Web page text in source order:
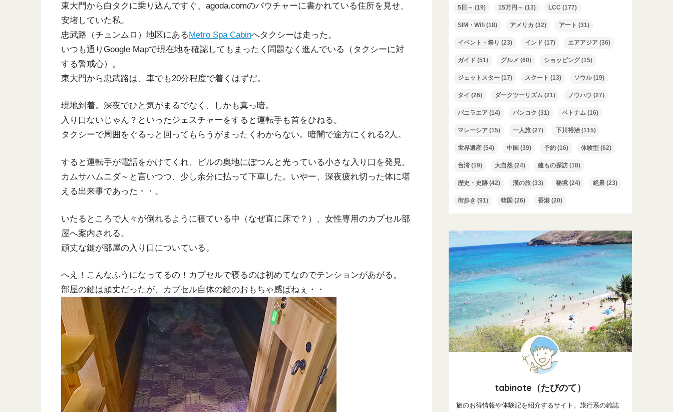
東大門から白タクに乗り込んですぐ、agoda.comのバウチャーに書かれている住所を見せ、
安堵していた私。
忠武路（チュンムロ）地区にあるMetro Spa Cabinへタクシーは走った。
いつも通りGoogle Mapで現在地を確認してもまったく問題なく進んでいる（タクシーに対
する警戒心）。
東大門から忠武路は、車でも20分程度で着くはずだ。
現地到着。深夜でひと気がまるでなく、しかも真っ暗。
入り口ないじゃん？といったジェスチャーをすると運転手も首をひねる。
タクシーで周囲をぐるっと回ってもらうがまったくわからない。暗闇で途方にくれる2人。
すると運転手が電話をかけてくれ、ビルの奥地にぽつんと光っている小さな入り口を発見。
カムサハムニダ～と言いつつ、少し余分に払って下車した。いやー、深夜疲れ切った体に堪
える出来事であった・・。
いたるところで人々が倒れるように寝ている中（なぜ直に床で？）、女性専用のカプセル部
屋へ案内される。
頑丈な鍵が部屋の入り口についている。
へえ！こんなふうになってるの！カプセルで寝るのは初めてなのでテンションがあがる。
部屋の鍵は頑丈だったが、カプセル自体の鍵のおもちゃ感ぱねぇ・・
5日～ (19) 15万円～ (13) LCC (177)
SIM・Wifi (18) アメリカ (32) アート (31)
イベント・祭り (23) インド (17) エアアジア (36)
ガイド (51) グルメ (60) ショッピング(15)
ジェットスター (17) スクート (13) ソウル(19)
タイ (26) ダークツーリズム (21) ノウハウ (27)
バニラエア (14) バンコク (31) ベトナム (16)
マレーシア (15) 一人旅 (27) 下川裕治(115)
世界遺産 (54) 中国 (39) 予約 (16) 体験型 (62)
台湾 (19) 大自然 (24) 建もの探訪 (18)
歴史・史跡 (42) 漢の旅 (33) 秘境 (24) 絶景 (23)
街歩き (91) 韓国 (26) 香港 (20)
tabinote（たびのて）
旅のお得情報や体験記を紹介するサイト。旅行系の雑誌